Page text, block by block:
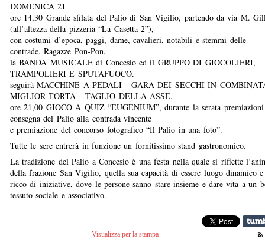
DOMENICA 21
ore 14,30 Grande sfilata del Palio di San Vigilio, partendo da via M.
(all’altezza della pizzeria “La Casetta 2”),
con costumi d’epoca, paggi, dame, cavalieri, notabili e stemmi delle
contrade, Ragazze Pon-Pon,
la BANDA MUSICALE di Concesio ed il GRUPPO DI GIOCOLIERI,
TRAMPOLIERI E SPUTAFUOCO.
seguirà MACCHINE A PEDALI - GARA DEI SECCHI IN
MIGLIOR TORTA - TAGLIO DELLA ASSE.
ore 21,00 GIOCO A QUIZ “EUGENIUM”, durante la serata
consegna del Palio alla contrada vincente
e premiazione del concorso fotografico “Il Palio in una foto”.
Tutte le sere entrerà in funzione un fornitissimo stand gastronomico.
La tradizione del Palio a Concesio è una festa nella quale si riflette
della frazione San Vigilio, quella sua capacità di essere luogo dinamico e
ricco di iniziative, dove le persone sanno stare insieme e dare vita a un
tessuto sociale e associativo.
Visualizza per la stampa